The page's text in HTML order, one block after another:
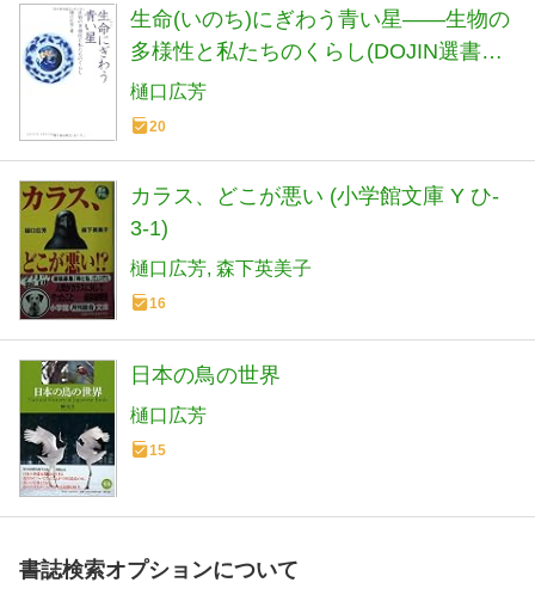
生命(いのち)にぎわう青い星――生物の
多様性と私たちのくらし(DOJIN選書
030)
樋口広芳
20
カラス、どこが悪い (小学館文庫 Y ひ-
3-1)
樋口広芳 森下英美子
16
日本の鳥の世界
樋口広芳
15
書誌検索オプションについて